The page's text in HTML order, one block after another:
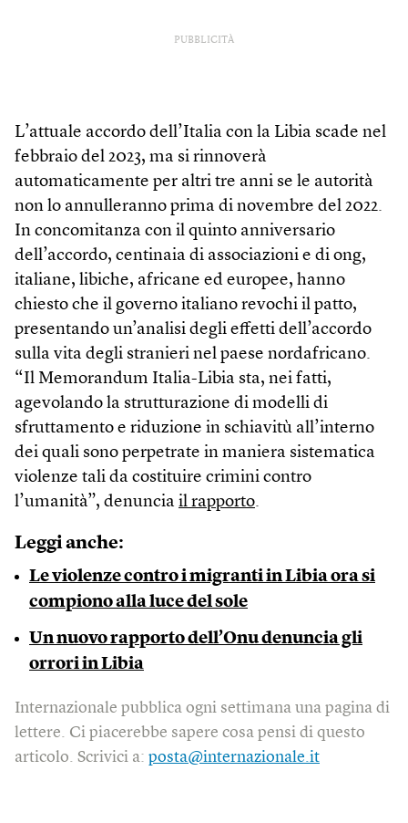
PUBBLICITÀ
L’attuale accordo dell’Italia con la Libia scade nel
febbraio del 2023, ma si rinnoverà
automaticamente per altri tre anni se le autorità
non lo annulleranno prima di novembre del 2022.
In concomitanza con il quinto anniversario
dell’accordo, centinaia di associazioni e di ong,
italiane, libiche, africane ed europee, hanno
chiesto che il governo italiano revochi il patto,
presentando un’analisi degli effetti dell’accordo
sulla vita degli stranieri nel paese nordafricano.
“Il Memorandum Italia-Libia sta, nei fatti,
agevolando la strutturazione di modelli di
sfruttamento e riduzione in schiavitù all’interno
dei quali sono perpetrate in maniera sistematica
violenze tali da costituire crimini contro
l’umanità”, denuncia il rapporto.
Leggi anche:
Le violenze contro i migranti in Libia ora si
compiono alla luce del sole
Un nuovo rapporto dell’Onu denuncia gli
orrori in Libia
Internazionale pubblica ogni settimana una pagina di
lettere. Ci piacerebbe sapere cosa pensi di questo
articolo. Scrivici a: posta@internazionale.it